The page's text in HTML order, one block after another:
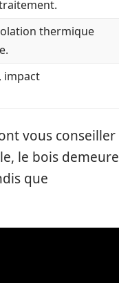
thermique
, impact
vous conseiller
le bois demeure
que